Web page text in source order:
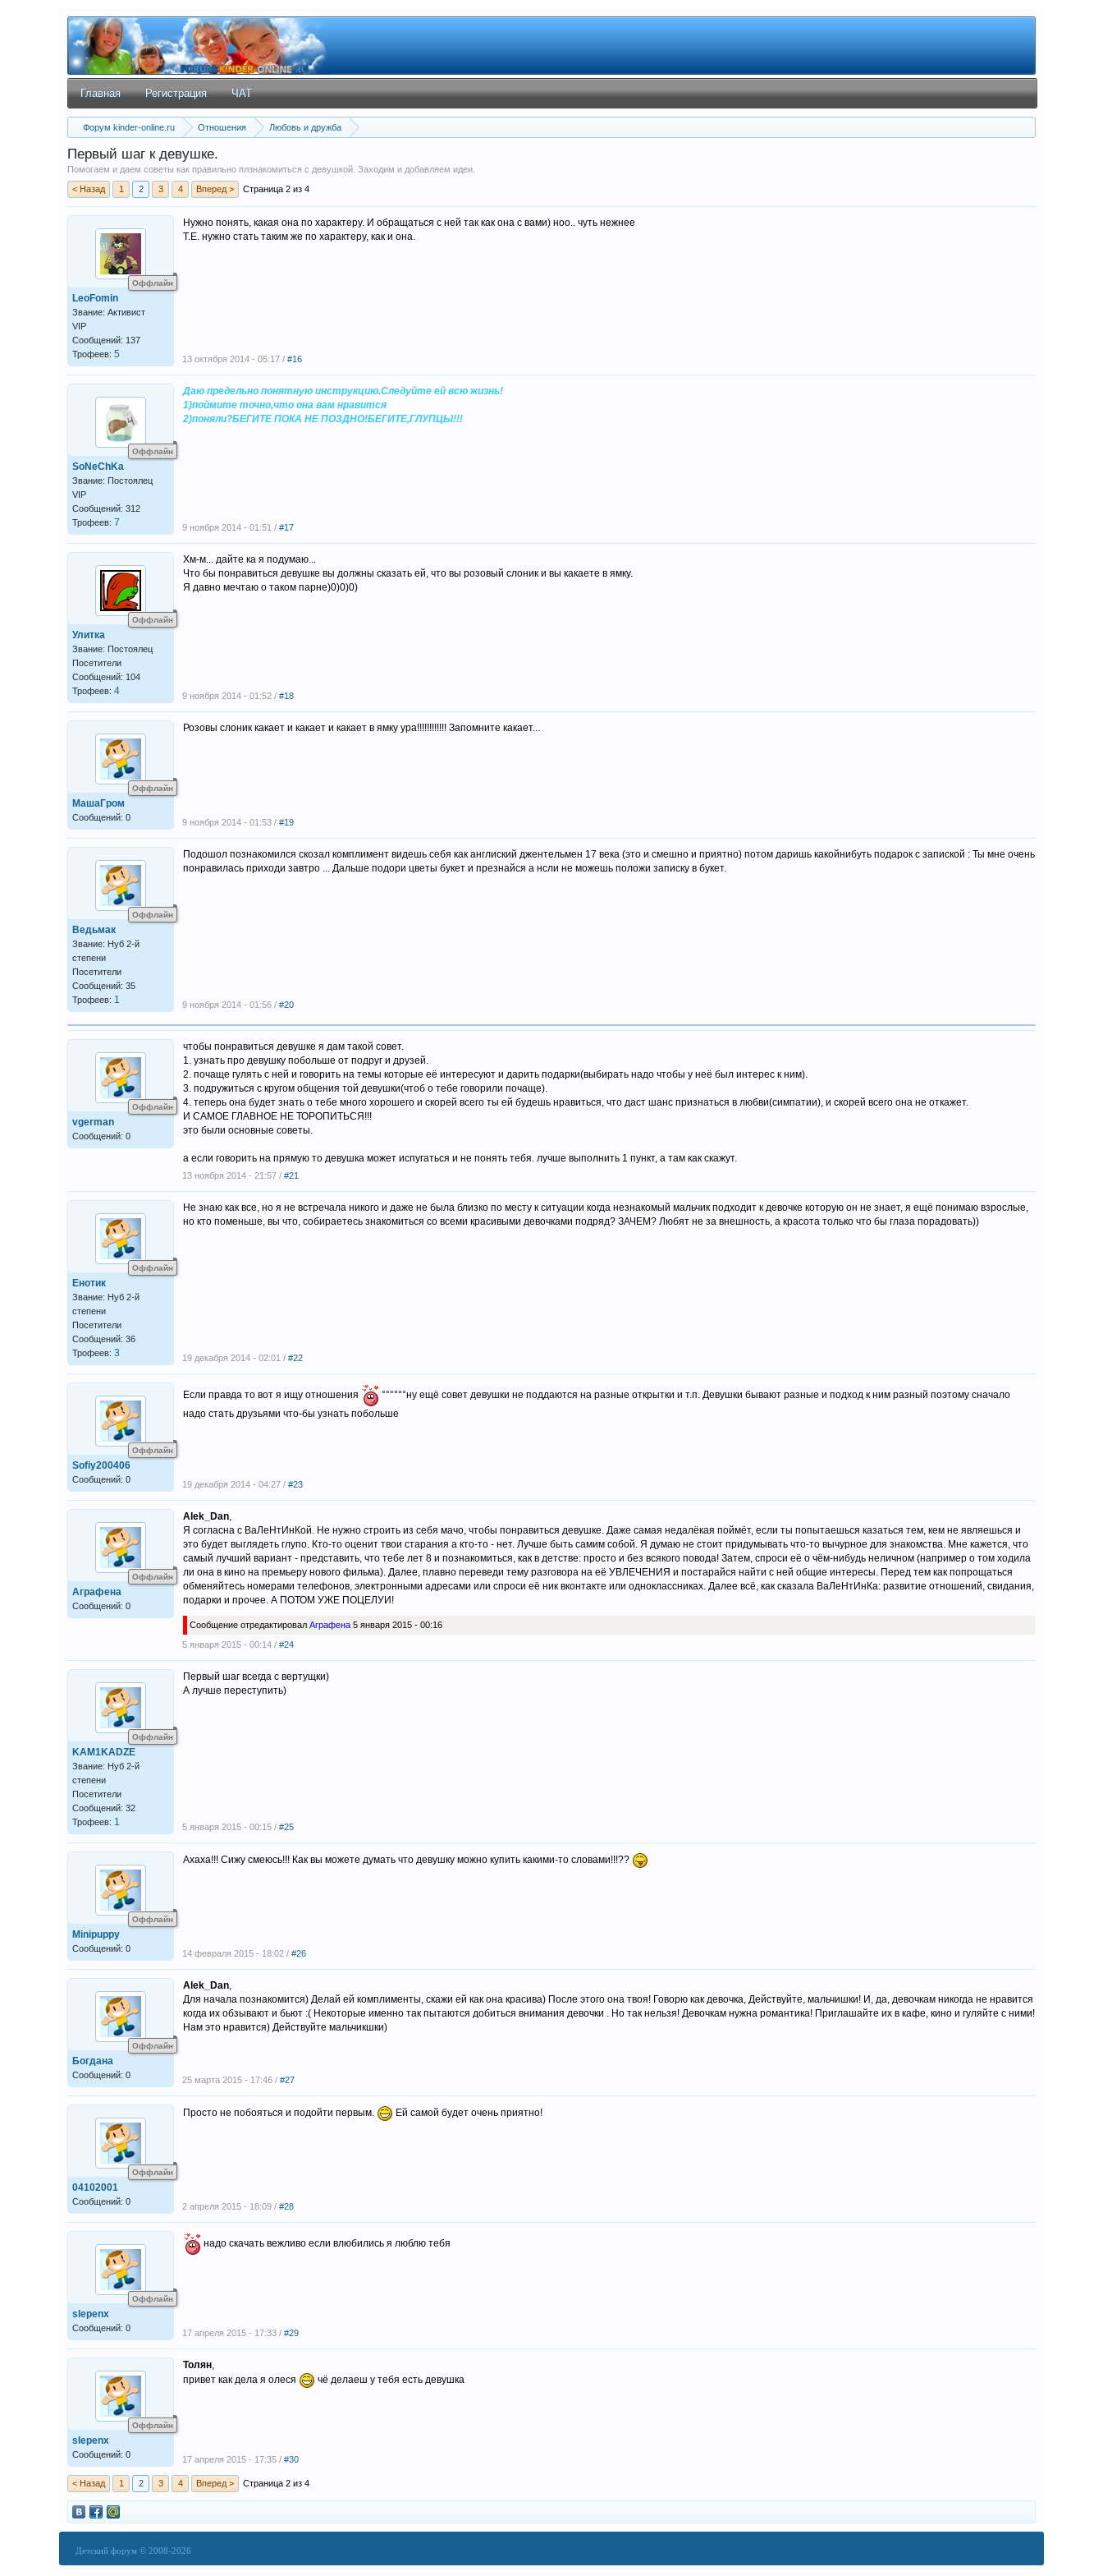
Главная Регистрация ЧАТ
Форум kinder-online.ru Отношения Любовь и дружба
Первый шаг к девушке.
Помогаем и даем советы как правильно плзнакомиться с девушкой. Заходим и добавляем идеи.
< Назад
1 2 3 4 Вперед > Страница 2 из 4
Оффлайн
LeoFomin
Звание: Активист
VIP
Сообщений: 137
Трофеев: 5
Нужно понять, какая она по характеру. И обращаться с ней так как она с вами) ноо.. чуть нежнее
Т.Е. нужно стать таким же по характеру, как и она.
13 октября 2014 - 05:17 / #16
Оффлайн
SoNeChKa
Звание: Постоялец
VIP
Сообщений: 312
Трофеев: 7
Даю предельно понятную инструкцию.Следуйте ей всю жизнь!
1)поймите точно,что она вам нравится
2)поняли?БЕГИТЕ ПОКА НЕ ПОЗДНО!БЕГИТЕ,ГЛУПЦЫ!!!
9 ноября 2014 - 01:51 / #17
Оффлайн
Улитка
Звание: Постоялец
Посетители
Сообщений: 104
Трофеев: 4
Хм-м... дайте ка я подумаю...
Что бы понравиться девушке вы должны сказать ей, что вы розовый слоник и вы какаете в ямку.
Я давно мечтаю о таком парне)0)0)0)
9 ноября 2014 - 01:52 / #18
Оффлайн
МашаГром
Сообщений: 0
Розовы слоник какает и какает и какает в ямку ура!!!!!!!!!!!! Запомните какает...
9 ноября 2014 - 01:53 / #19
Оффлайн
Ведьмак
Звание: Нуб 2-й
степени
Посетители
Сообщений: 35
Трофеев: 1
Подошол познакомился скозал комплимент видешь себя как англиский джентельмен 17 века (это и смешно и приятно) потом даришь какойнибуть подарок с запиской : Ты мне очень
понравилась приходи завтро ... Дальше подори цветы букет и презнайся а нсли не можешь положи записку в букет.
9 ноября 2014 - 01:56 / #20
Оффлайн
vgerman
Сообщений: 0
чтобы понравиться девушке я дам такой совет.
1. узнать про девушку побольше от подруг и друзей.
2. почаще гулять с ней и говорить на темы которые её интересуют и дарить подарки(выбирать надо чтобы у неё был интерес к ним).
3. подружиться с кругом общения той девушки(чтоб о тебе говорили почаще).
4. теперь она будет знать о тебе много хорошего и скорей всего ты ей будешь нравиться, что даст шанс признаться в любви(симпатии), и скорей всего она не откажет.
И САМОЕ ГЛАВНОЕ НЕ ТОРОПИТЬСЯ!!!
это были основные советы.
а если говорить на прямую то девушка может испугаться и не понять тебя. лучше выполнить 1 пункт, а там как скажут.
13 ноября 2014 - 21:57 / #21
Оффлайн
Енотик
Звание: Нуб 2-й
степени
Посетители
Сообщений: 36
Трофеев: 3
Не знаю как все, но я не встречала никого и даже не была близко по месту к ситуации когда незнакомый мальчик подходит к девочке которую он не знает, я ещё понимаю взрослые,
но кто поменьше, вы что, собираетесь знакомиться со всеми красивыми девочками подряд? ЗАЧЕМ? Любят не за внешность, а красота только что бы глаза порадовать))
19 декабря 2014 - 02:01 / #22
Оффлайн
Sofiy200406
Сообщений: 0
Если правда то вот я ищу отношения
°°°°°°ну ещё совет девушки не поддаются на разные открытки и т.п. Девушки бывают разные и подход к ним разный поэтому сначало
надо стать друзьями что-бы узнать побольше
19 декабря 2014 - 04:27 / #23
Оффлайн
Аграфена
Сообщений: 0
Alek_Dan,
Я согласна с ВаЛеНтИнКой. Не нужно строить из себя мачо, чтобы понравиться девушке. Даже самая недалёкая поймёт, если ты попытаешься казаться тем, кем не являешься и
это будет выглядеть глупо. Кто-то оценит твои старания а кто-то - нет. Лучше быть самим собой. Я думаю не стоит придумывать что-то вычурное для знакомства. Мне кажется, что
самый лучший вариант - представить, что тебе лет 8 и познакомиться, как в детстве: просто и без всякого повода! Затем, спроси её о чём-нибудь неличном (например о том ходила
ли она в кино на премьеру нового фильма). Далее, плавно переведи тему разговора на её УВЛЕЧЕНИЯ и постарайся найти с ней общие интересы. Перед тем как попрощаться
обменяйтесь номерами телефонов, электронными адресами или спроси её ник вконтакте или одноклассниках. Далее всё, как сказала ВаЛеНтИнКа: развитие отношений, свидания,
подарки и прочее. А ПОТОМ УЖЕ ПОЦЕЛУИ!
Сообщение отредактировал Аграфена 5 января 2015 - 00:16
5 января 2015 - 00:14 / #24
Оффлайн
KAM1KADZE
Звание: Нуб 2-й
степени
Посетители
Сообщений: 32
Трофеев: 1
Первый шаг всегда с вертущки)
А лучше переступить)
5 января 2015 - 00:15 / #25
Оффлайн
Minipuppy
Сообщений: 0
Ахаха!!! Сижу смеюсь!!! Как вы можете думать что девушку можно купить какими-то словами!!!??
14 февраля 2015 - 18:02 / #26
Оффлайн
Богдана
Сообщений: 0
Alek_Dan,
Для начала познакомится) Делай ей комплименты, скажи ей как она красива) После этого она твоя! Говорю как девочка, Действуйте, мальчишки! И, да, девочкам никогда не нравится
когда их обзывают и бьют :( Некоторые именно так пытаются добиться внимания девочки . Но так нельзя! Девочкам нужна романтика! Приглашайте их в кафе, кино и гуляйте с ними!
Нам это нравится) Действуйте мальчикшки)
25 марта 2015 - 17:46 / #27
Оффлайн
04102001
Сообщений: 0
Просто не побояться и подойти первым. Ей самой будет очень приятно!
2 апреля 2015 - 18:09 / #28
Оффлайн
slepenx
Сообщений: 0
надо скачать вежливо если влюбились я люблю тебя
17 апреля 2015 - 17:33 / #29
Оффлайн
slepenx
Сообщений: 0
Толян,
привет как дела я олеся
чё делаеш у тебя есть девушка
17 апреля 2015 - 17:35 / #30
< Назад 1 2 3 4 Вперед > Страница 2 из 4
Детский форум © 2008-2026